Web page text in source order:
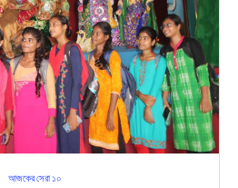
আজকের সেরা ১০